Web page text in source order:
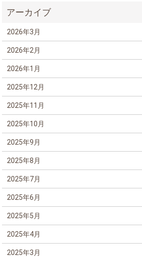
2026年3月
2026年2月
2026年1月
2025年12月
2025年11月
2025年10月
2025年9月
2025年8月
2025年7月
2025年6月
2025年5月
2025年4月
2025年3月